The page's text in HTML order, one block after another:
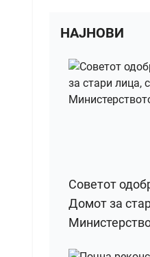
НАЈНОВИ
Советот
Домот за